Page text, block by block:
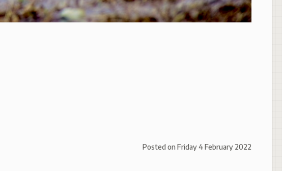
Posted on Friday 4 February 2022